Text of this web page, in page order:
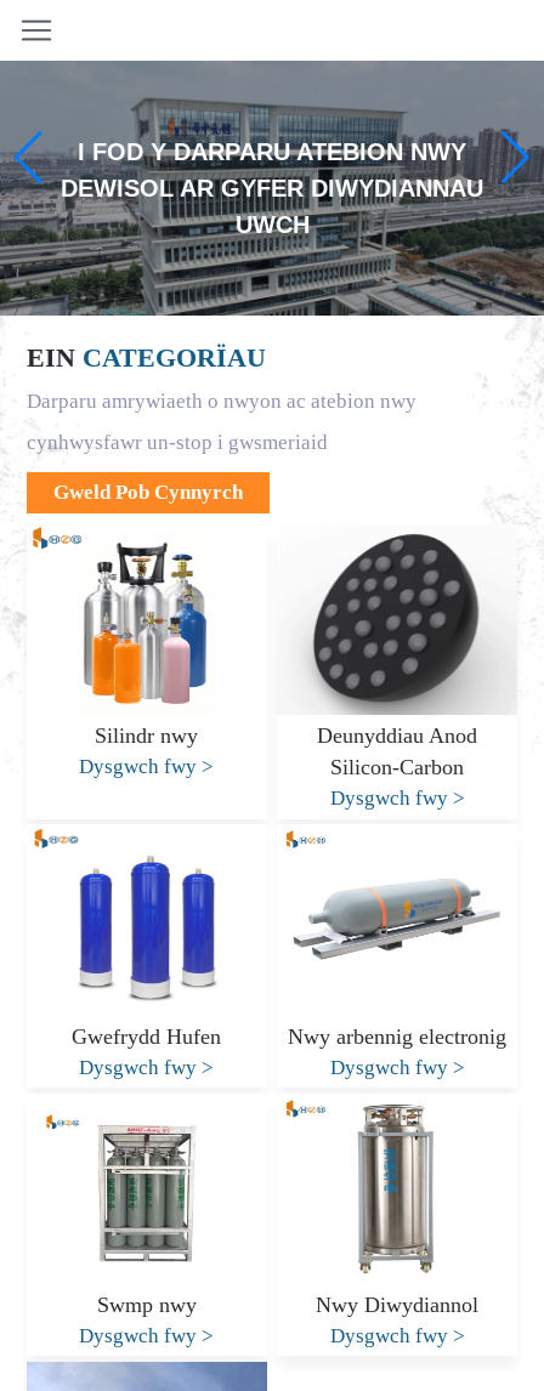
I FOD Y DARPARU ATEBION NWY
DEWISOL AR GYFER DIWYDIANNAU
UWCH
EIN CATEGORÏAU
Darparu amrywiaeth o nwyon ac atebion nwy
cynhwysfawr un-stop i gwsmeriaid
Gweld Pob Cynnyrch
Silindr nwy
Dysgwch fwy>
Deunyddiau Anod
Silicon-Carbon
Dysgwch fwy >
Gwefrydd Hufen
Dysgwch fwy>
Nwy arbennig electronig
Dysgwch fwy >
Swmp nwy
Dysgwch fwy>
Nwy Diwydiannol
Dysgwch fwy >